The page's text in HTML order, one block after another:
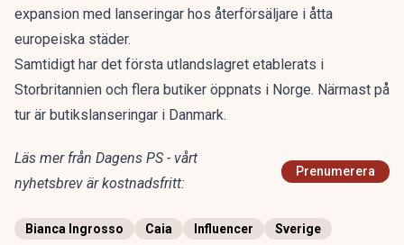
expansion med lanseringar hos återförsäljare i åtta
europeiska städer.
Samtidigt har det första utlandslagret etablerats i
Storbritannien och flera butiker öppnats i Norge. Närmast på
tur är butikslanseringar i Danmark.
Läs mer från Dagens PS - vårt
nyhetsbrev är kostnadsfritt:
Prenumerera
Bianca Ingrosso Caia Influencer Sverige